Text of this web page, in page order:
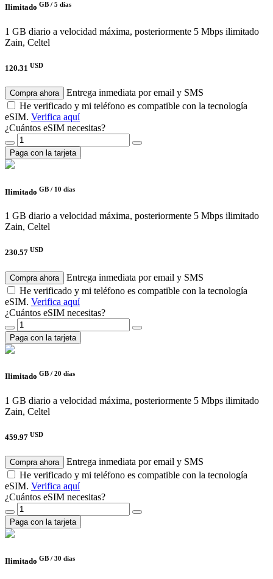
Ilimitado GB / 5 días
1 GB diario a velocidad máxima, posteriormente 5 Mbps ilimitado
Zain, Celtel
120.31 USD
Compra ahora
Entrega inmediata por email y SMS
He verificado y mi teléfono es compatible con la tecnología
eSIM. Verifica aquí
¿Cuántos eSIM necesitas?
Paga con la tarjeta
Ilimitado GB / 10 días
1 GB diario a velocidad máxima, posteriormente 5 Mbps ilimitado
Zain, Celtel
230.57 USD
Compra ahora
Entrega inmediata por email y SMS
He verificado y mi teléfono es compatible con la tecnología
eSIM. Verifica aquí
¿Cuántos eSIM necesitas?
Paga con la tarjeta
Ilimitado GB / 20 días
1 GB diario a velocidad máxima, posteriormente 5 Mbps ilimitado
Zain, Celtel
459.97 USD
Compra ahora
Entrega inmediata por email y SMS
He verificado y mi teléfono es compatible con la tecnología
eSIM. Verifica aquí
¿Cuántos eSIM necesitas?
Paga con la tarjeta
Ilimitado GB / 30 días